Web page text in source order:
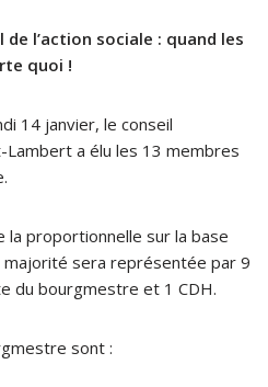
l’action sociale : quand les
quoi !
14 janvier, le conseil
Lambert a élu les 13 membres
la proportionnelle sur la base
sera représentée par 9
du bourgmestre et 1 CDH.
sont :